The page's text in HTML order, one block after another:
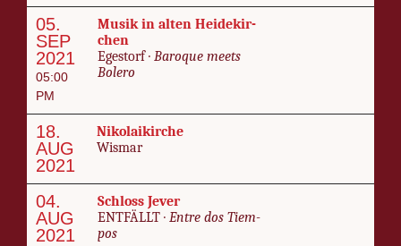
05.
SEP
2021
05:00
PM
Musik in al­ten Hei­de­kir­
chen
Egestorf · Baroque meets
Bolero
18.
AUG
2021
Niko­laikirche
Wis­mar
04.
AUG
2021
Schloss Jev­er
ENT­FÄLLT · En­tre dos Tiem­
pos